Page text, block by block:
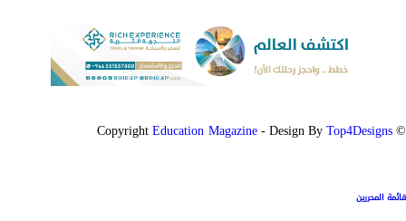
© Copyright
Education Magazine - Design By Top4Designs
قائمة المحررين